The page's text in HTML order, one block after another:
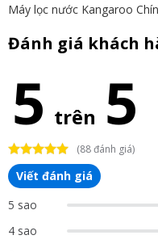
Máy lọc nước Kangaroo
Đánh giá khách
5 trên 5
(88 đánh giá)
Viết đánh giá
5 sao
4 sao